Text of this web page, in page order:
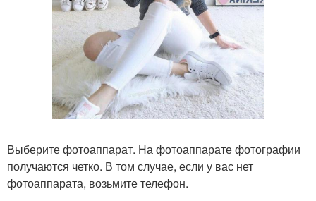
Выберите фотоаппарат. На фотоаппарате фотографии
получаются четко. В том случае, если у вас нет
фотоаппарата, возьмите телефон.